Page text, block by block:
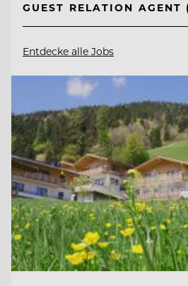
GUEST RELATION AGENT
Entdecke alle Jobs